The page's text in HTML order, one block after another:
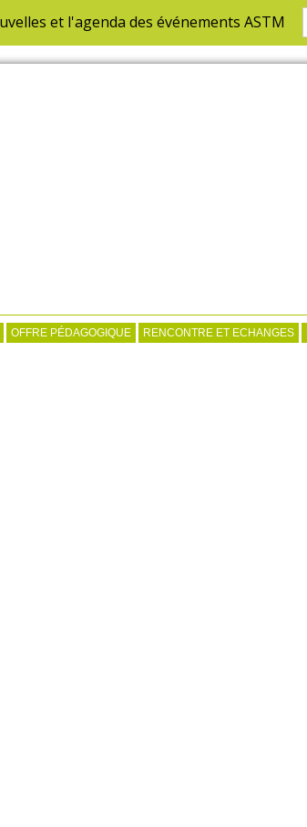
OFFRE PÉDAGOGIQUE RENCONTRE ET ECHANGES